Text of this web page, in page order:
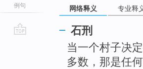
例句
网络释义 专业释
石刑
当一个村子决
多数，那是任